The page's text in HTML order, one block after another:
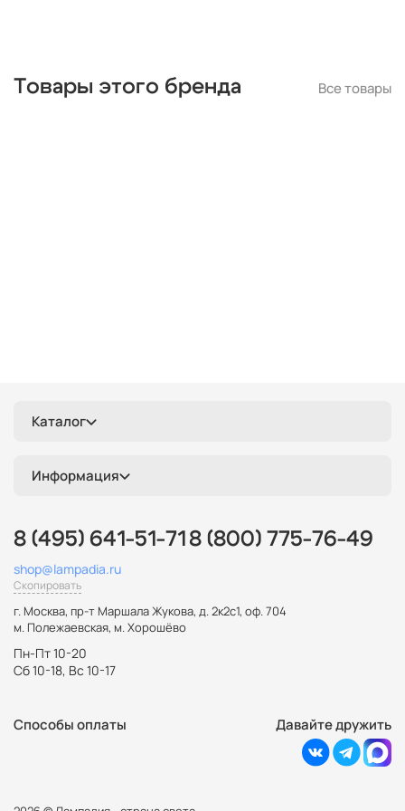
Товары этого бренда Все товары
Каталог
Информация
8 (495) 641-51-71 8 (800) 775-76-49
shop@lampadia.ru
Скопировать
г. Москва, пр-т Маршала Жукова, д. 2к2с1, оф. 704
м. Полежаевская, м. Хорошёво
Пн-Пт 10-20
Сб 10-18, Вс 10-17
Способы оплаты Давайте дружить